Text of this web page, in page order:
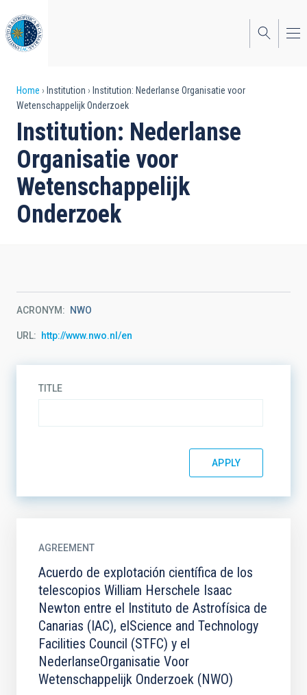
to
main
content
Breadcrumb
Home Institution
Institution: Nederlanse Organisatie voor
Wetenschappelijk Onderzoek
Institution: Nederlanse
Organisatie voor
Wetenschappelijk
Onderzoek
ACRONYM NWO
URL http://www.nwo.nl/en
TITLE
AGREEMENT
Acuerdo de explotación científica de los
telescopios William Herschele Isaac
Newton entre el Instituto de Astrofísica de
Canarias (IAC), elScience and Technology
Facilities Council (STFC) y el
NederlanseOrganisatie Voor
Wetenschappelijk Onderzoek (NWO)